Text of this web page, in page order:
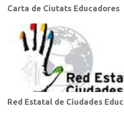
Carta de Ciutats Educadores
Red Estatal de Ciudades